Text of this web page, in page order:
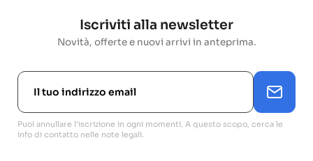
Iscriviti alla newsletter
Novità, offerte e nuovi arrivi in anteprima.
Puoi annullare l'iscrizione in ogni momenti. A questo scopo, cerca le
info di contatto nelle note legali.